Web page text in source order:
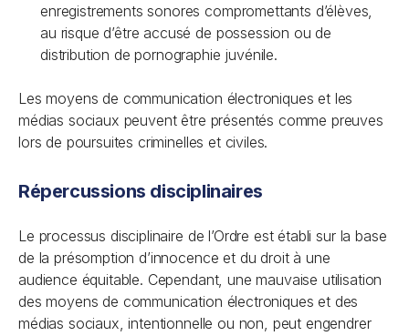
enregistrements sonores compromettants d’élèves,
au risque d’être accusé de possession ou de
distribution de pornographie juvénile.
Les moyens de communication électroniques et les
médias sociaux peuvent être présentés comme preuves
lors de poursuites criminelles et civiles.
Répercussions disciplinaires
Le processus disciplinaire de l’Ordre est établi sur la base
de la présomption d’innocence et du droit à une
audience équitable. Cependant, une mauvaise utilisation
des moyens de communication électroniques et des
médias sociaux, intentionnelle ou non, peut engendrer